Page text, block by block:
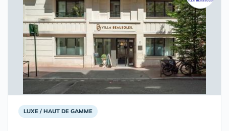
LUXE / HAUT DE GAMME